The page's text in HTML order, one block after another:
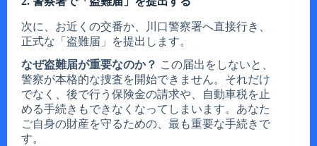
次に、お近くの交番か、川口警察署へ直接行き、
正式な「盗難届」を提出します。
なぜ盗難届が重要なのか？ この届出をしないと、
警察が本格的な捜査を開始できません。それだけ
でなく、後で行う保険金の請求や、自動車税を止
める手続きもできなくなってしまいます。あなた
ご自身の財産を守るための、最も重要な手続きで
す。